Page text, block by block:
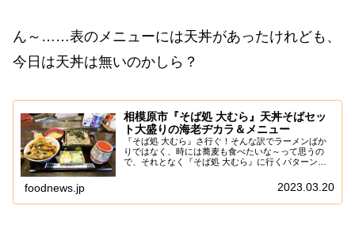
ん～……表のメニューには天丼があったけれども、
今日は天丼は無いのかしら？
相模原市『そば処 大むら』天丼そばセッ
ト大盛りの海老ヂカラ＆メニュー
『そば処 大むら』さ行ぐ！そんな訳でラーメンばか
りではなく、時には蕎麦も食べたいな～って思うの
で、それとなく『そば処 大むら』に行くパターンで
に天丼モチベになったからでして、やはり『豊野丼』
foodnews.jp 2023.03.20